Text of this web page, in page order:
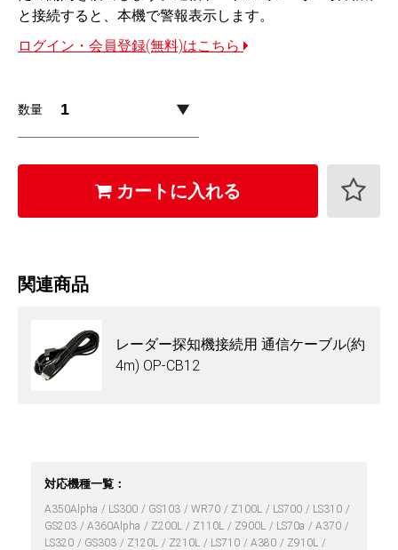
対応機種一覧：
A350Alpha LS300 GS103 WR70 Z100L LS700
LS310
GS203
A360Alpha Z200L Z110L Z900L LS70a
A370
LS320
GS303 Z120L Z210L LS710 A380
Z910L
と接続すると、本機で警報表示します。
ログイン・会員登録(無料)はこちら
数量
カートに入れる
関連商品
レーダー探知機接続用 通信ケーブル(約
4m) OP-CB12